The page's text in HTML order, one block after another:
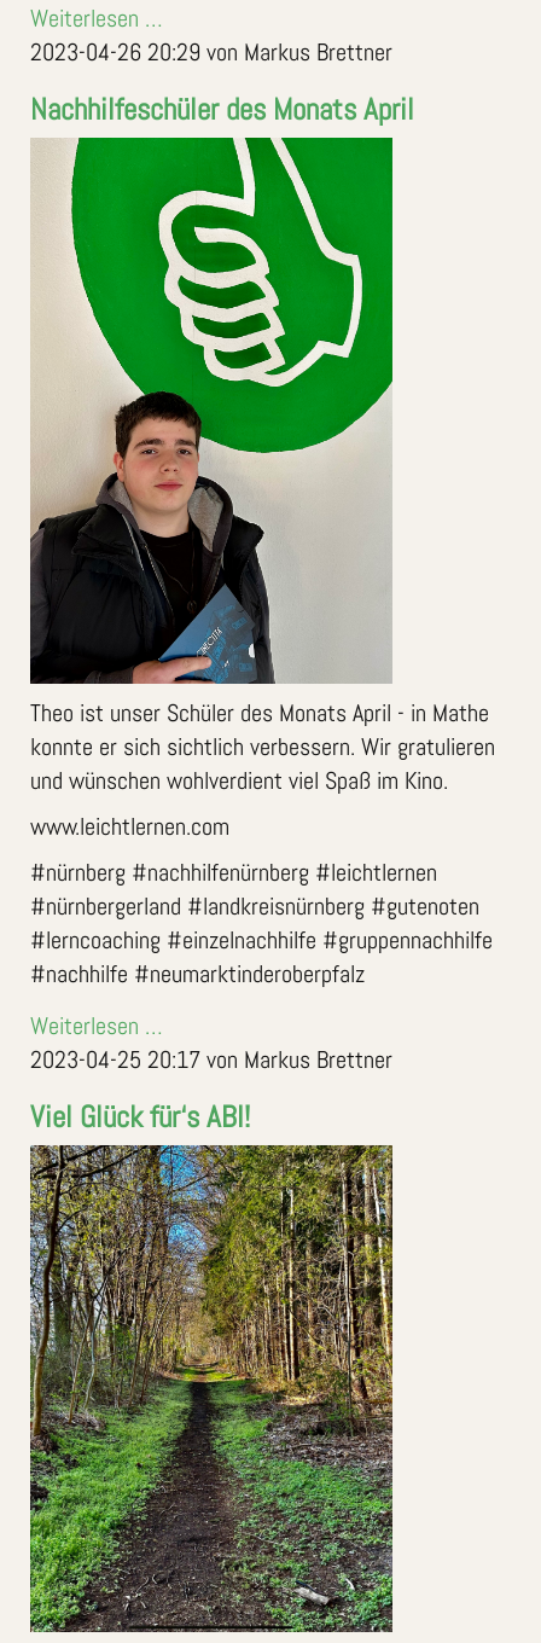
Weiterlesen …
2023-04-26 20:29 von Markus Brettner
Nachhilfeschüler des Monats April
Theo ist unser Schüler des Monats April - in Mathe
konnte er sich sichtlich verbessern. Wir gratulieren
und wünschen wohlverdient viel Spaß im Kino.
www.leichtlernen.com
#nürnberg #nachhilfenürnberg #leichtlernen
#nürnbergerland #landkreisnürnberg #gutenoten
#lerncoaching #einzelnachhilfe #gruppennachhilfe
#nachhilfe #neumarktinderoberpfalz
Weiterlesen …
2023-04-25 20:17von Markus Brettner
Viel Glück für‘s ABI!